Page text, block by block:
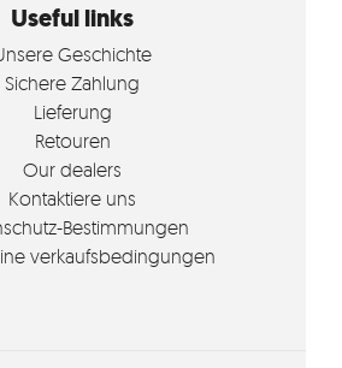
Useful links
Geschichte
Sichere Zahlung
Lieferung
Retouren
Our dealers
Kontaktiere uns
Bestimmungen
verkaufsbedingungen